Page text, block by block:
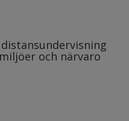
och närvaro